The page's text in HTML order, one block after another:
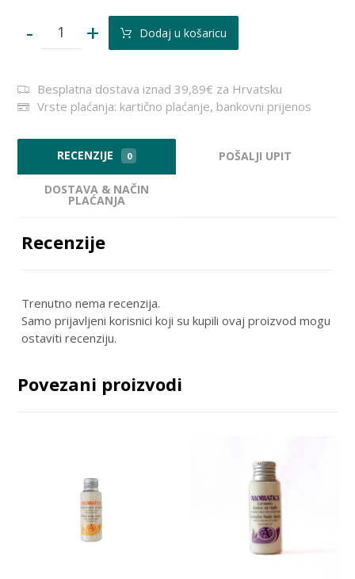
- + Dodaj u košaricu
Besplatna dostava iznad 39,89€ za Hrvatsku
Vrste plaćanja: kartično plaćanje, bankovni prijenos
RECENZIJE 0 POŠALJI UPIT
DOSTAVA & NAČIN
PLAĆANJA
Recenzije
Trenutno nema recenzija.
Samo prijavljeni korisnici koji su kupili ovaj proizvod mogu
ostaviti recenziju.
Povezani proizvodi